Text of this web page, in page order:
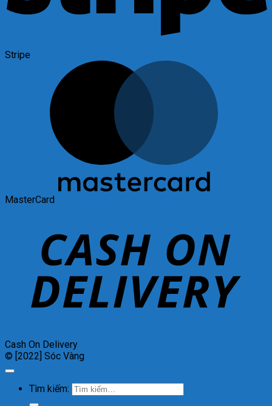
Stripe
MasterCard
Cash On Delivery
© [2022] Sóc Vàng
Tìm kiếm: